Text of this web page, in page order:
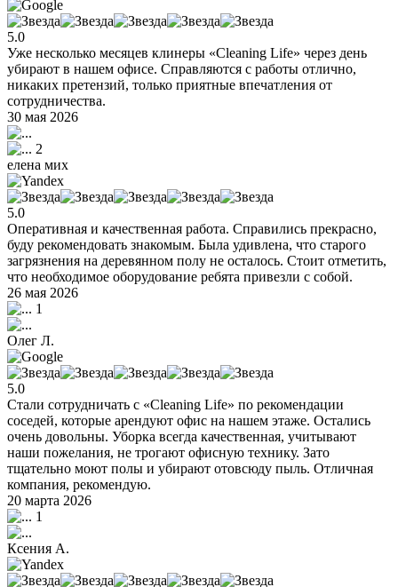
5.0
Уже несколько месяцев клинеры «Cleaning Life» через день
убирают в нашем офисе. Справляются с работы отлично,
никаких претензий, только приятные впечатления от
сотрудничества.
30 мая 2026
2
елена мих
5.0
Оперативная и качественная работа. Справились прекрасно,
буду рекомендовать знакомым. Была удивлена, что старого
загрязнения на деревянном полу не осталось. Стоит отметить,
что необходимое оборудование ребята привезли с собой.
26 мая 2026
1
Олег Л.
5.0
Стали сотрудничать с «Cleaning Life» по рекомендации
соседей, которые арендуют офис на нашем этаже. Остались
очень довольны. Уборка всегда качественная, учитывают
наши пожелания, не трогают офисную технику. Зато
тщательно моют полы и убирают отовсюду пыль. Отличная
компания, рекомендую.
20 марта 2026
1
Ксения А.